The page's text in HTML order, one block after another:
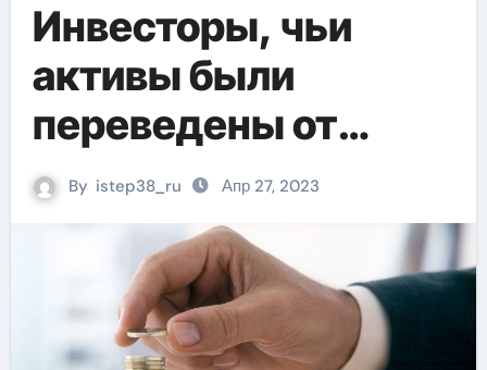
Инвесторы, чьи
активы были
переведены от
одного брокера к
другому из-за
санкций, могут
переплатить налоги
By istep38_ru Апр 27, 2023